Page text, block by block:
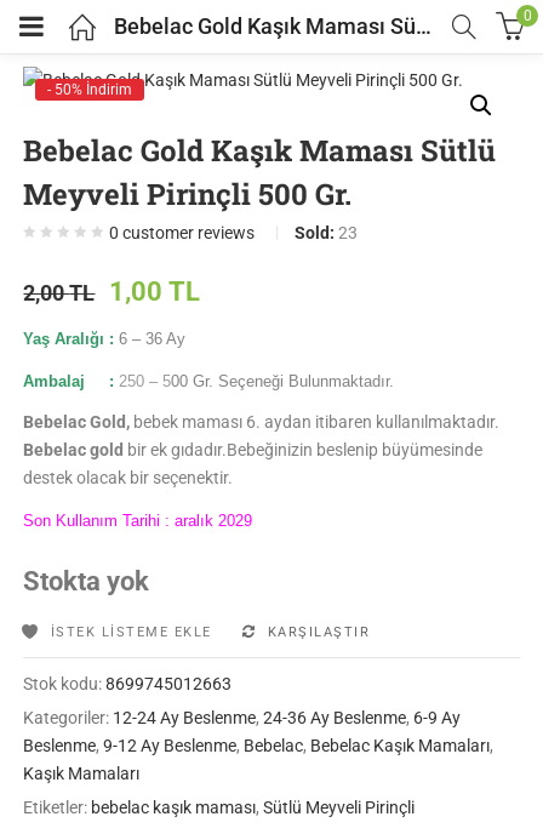
Bebelac Gold Kaşık Maması Sütlü Meyveli Pirinçli 500 Gr. 0
- 50% İndirim
Bebelac Gold Kaşık Maması Sütlü
Meyveli Pirinçli 500 Gr.
0 customer reviews Sold:23
2,00TL 1,00TL
Yaş Aralığı : 6 – 36 Ay
Ambalaj : 250 – 500 Gr. Seçeneği Bulunmaktadır.
Bebelac Gold, bebek maması 6. aydan itibaren kullanılmaktadır.
Bebelac gold bir ek gıdadır.Bebeğinizin beslenip büyümesinde
destek olacak bir seçenektir.
Son Kullanım Tarihi : aralık 2029
Stokta yok
İSTEK LISTEME EKLE KARŞILAŞTIR
Stok kodu:8699745012663
Kategoriler: 12-24 Ay Beslenme,24-36 Ay Beslenme, 6-9 Ay
Beslenme,9-12 Ay Beslenme, Bebelac, Bebelac Kaşık Mamaları,
Kaşık Mamaları
Etiketler: bebelac kaşık maması,Sütlü Meyveli Pirinçli